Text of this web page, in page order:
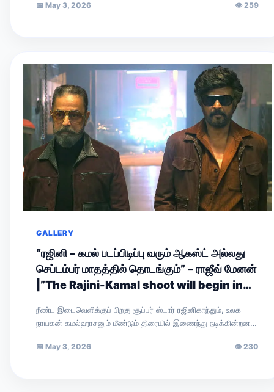
இரண்டாம்…
📅 May 3, 2026 👁259
GALLERY
“ரஜினி – கமல் படப்பிடிப்பு வரும் ஆகஸ்ட் அல்லது
செப்டம்பர் மாதத்தில் தொடங்கும்” – ராஜீவ் மேனன்
|”The Rajini-Kamal shoot will begin in
Menon.
நீண்ட இடைவெளிக்குப் பிறகு சூப்பர் ஸ்டார் ரஜினிகாந்தும், உலக
நாயகன் கமல்ஹாசனும் மீண்டும் திரையில் இணைந்து நடிக்கின்றனர்.
சமீபத்தில்…
📅 May 3, 2026 👁230